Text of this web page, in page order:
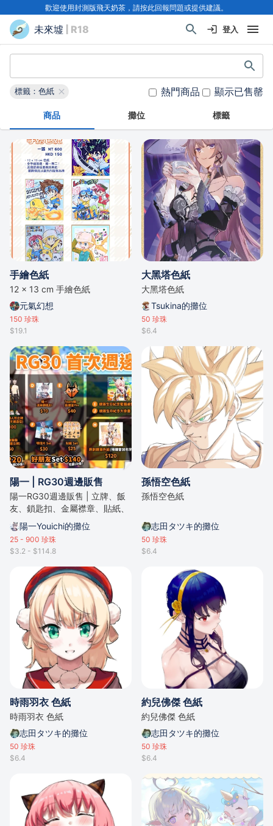
歡迎使用封測版飛天奶茶，請按此回報問題或提供建議。
未來墟 | R18 登入
標籤：色紙 熱門商品 顯示已售罄
商品 攤位 標籤
手繪色紙
12 x 13 cm 手繪色紙
元氣幻想
150 珍珠
$19.1
大黑塔色紙
大黑塔色紙
Tsukina的攤位
50 珍珠
$6.4
陽一 | RG30週邊販售
陽一RG30週邊販售 | 立牌、飯
友、鎖匙扣、金屬襟章、貼紙、
明信片、親簽色紙、電腦桌墊、
掛畫 | 售完即止
陽一Youichi的攤位
25 - 900 珍珠
$3.2 - $114.8
孫悟空色紙
孫悟空色紙
志田タツキ的攤位
50 珍珠
$6.4
時雨羽衣 色紙
時雨羽衣 色紙
志田タツキ的攤位
50 珍珠
$6.4
約兒佛傑 色紙
約兒佛傑 色紙
志田タツキ的攤位
50 珍珠
$6.4